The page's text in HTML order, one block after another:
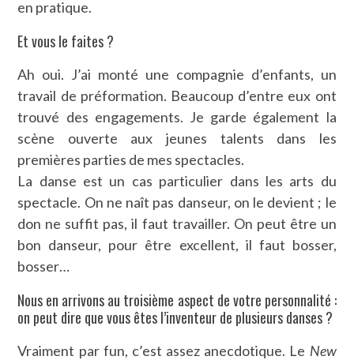
en pratique.
Et vous le faites ?
Ah oui. J’ai monté une compagnie d’enfants, un
travail de préformation. Beaucoup d’entre eux ont
trouvé des engagements. Je garde également la
scène ouverte aux jeunes talents dans les
premières parties de mes spectacles.
La danse est un cas particulier dans les arts du
spectacle. On ne naît pas danseur, on le devient ; le
don ne suffit pas, il faut travailler. On peut être un
bon danseur, pour être excellent, il faut bosser,
bosser…
Nous en arrivons au troisième aspect de votre personnalité :
on peut dire que vous êtes l’inventeur de plusieurs danses ?
Vraiment par fun, c’est assez anecdotique. Le New